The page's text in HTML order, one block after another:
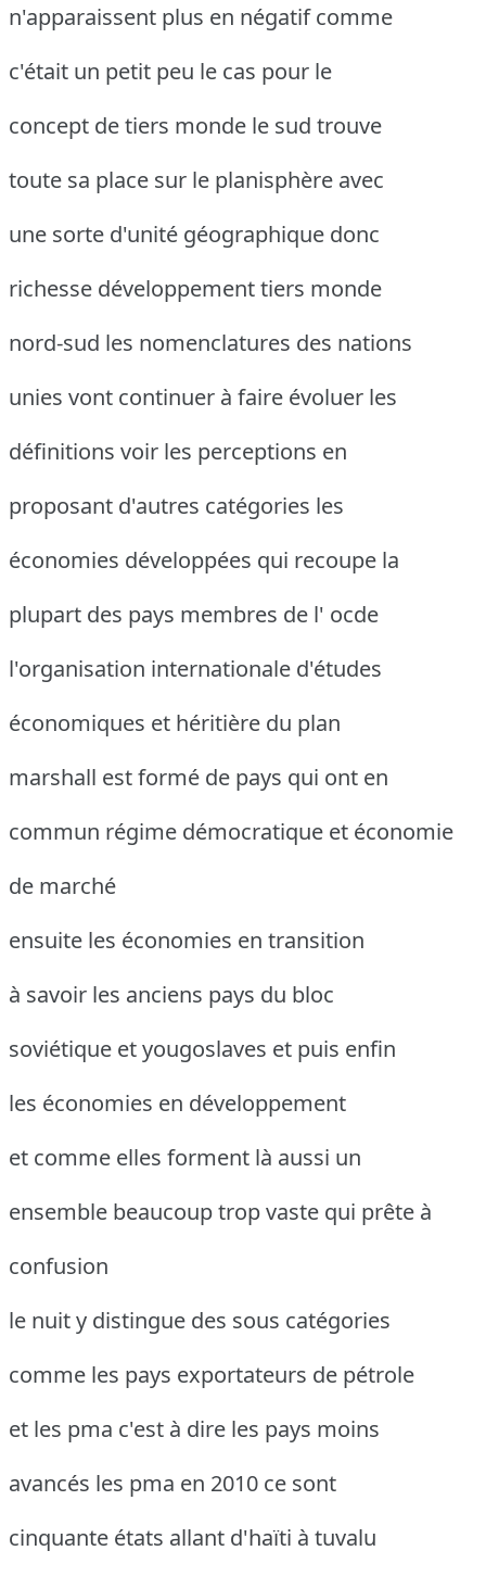
n'apparaissent plus en négatif comme
c'était un petit peu le cas pour le
concept de tiers monde le sud trouve
toute sa place sur le planisphère avec
une sorte d'unité géographique donc
richesse développement tiers monde
nord-sud les nomenclatures des nations
unies vont continuer à faire évoluer les
définitions voir les perceptions en
proposant d'autres catégories les
économies développées qui recoupe la
plupart des pays membres de l' ocde
l'organisation internationale d'études
économiques et héritière du plan
marshall est formé de pays qui ont en
commun régime démocratique et économie
de marché
ensuite les économies en transition
à savoir les anciens pays du bloc
soviétique et yougoslaves et puis enfin
les économies en développement
et comme elles forment là aussi un
ensemble beaucoup trop vaste qui prête à
confusion
le nuit y distingue des sous catégories
comme les pays exportateurs de pétrole
et les pma c'est à dire les pays moins
avancés les pma en 2010 ce sont
cinquante états allant d'haïti à tuvalu